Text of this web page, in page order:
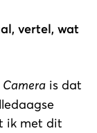
vertel, wat
is dat
ik met dit